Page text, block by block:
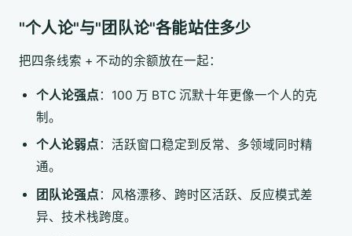
"个人论"与"团队论"各能站住多少
把四条线索 + 不动的余额放在一起：
个人论强点：100 万 BTC 沉默十年更像一个人的克
制。
个人论弱点：活跃窗口稳定到反常、多领域同时精
通。
团队论强点：风格漂移、跨时区活跃、反应模式差
异、技术栈跨度。